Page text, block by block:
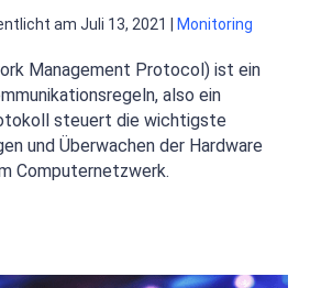
am Juli 13, 2021 Monitoring
Management Protocol) ist ein
also ein
steuert die wichtigste
und Überwachen der Hardware
Computernetzwerk.